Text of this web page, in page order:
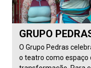
GRUPO
O Grupo Pedras
o teatro como